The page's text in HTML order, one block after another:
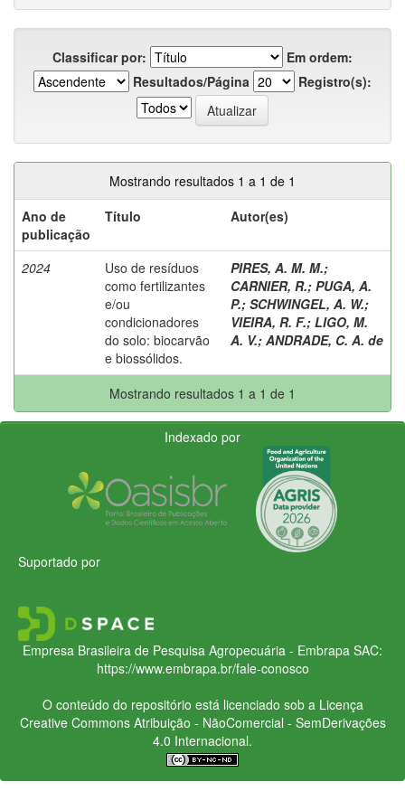
Classificar por:
Em ordem:
Resultados/Página
Registro(s):
Mostrando resultados 1 a 1 de 1
Ano de
publicação
Título Autor(es)
2024
Uso de resíduos
como fertilizantes
e/ou
condicionadores
do solo: biocarvão
e biossólidos.
PIRES, A. M. M.;
CARNIER, R.; PUGA, A.
P.; SCHWINGEL, A. W.;
VIEIRA, R. F.; LIGO, M.
A. V.; ANDRADE, C. A. de
Mostrando resultados 1 a 1 de 1
Indexado por
Suportado por
Empresa Brasileira de Pesquisa Agropecuária - Embrapa SAC:
https://www.embrapa.br/fale-conosco
O conteúdo do repositório está licenciado sob a Licença
Creative CommonsAtribuição - NãoComercial - SemDerivações
4.0 Internacional.